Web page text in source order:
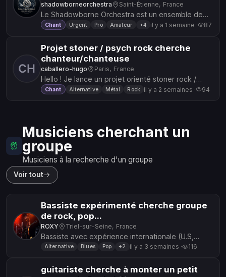
shadowborneorchestra Saint-Étienne, France
Le Shadowborne Orchestra est un ensemble de
musique d'OST de jeu vidéo et d'anime, sous
Chant Urgent Pro Amateur +4 il y a 1 semaine · 87
Projet stoner / psych rock cherche
chanteur/chanteuse
caballero-hugo Paris, France
Hello ! Je lance un projet orienté stoner rock /
psych rock / desert rock, et je cherche notamment
Chant Alternative Métal Rock il y a 2 semaines · 94
Musiciens cherchant un
groupe
Musiciens à la recherche d'un groupe
Voir tout
Bassiste expérimenté cherche groupe
de rock, pop...
ROXY Triel-sur-Seine, France
Bassiste avec expérience internationale (U.S,
Japon) cherche musiciens ou groupe de rock,
Alternative Blues Pop +2 il y a 3 semaines · 116
guitariste cherche à monter un petit